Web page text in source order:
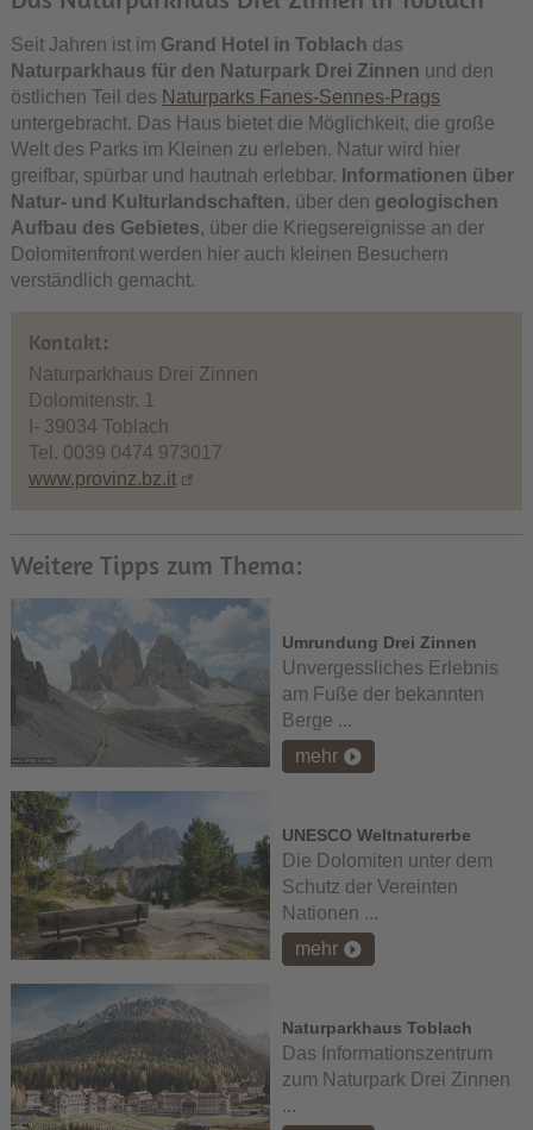
Seit Jahren ist im Grand Hotel in Toblach das
Naturparkhaus für den Naturpark Drei Zinnen und den
östlichen Teil des Naturparks Fanes-Sennes-Prags
untergebracht. Das Haus bietet die Möglichkeit, die große
Welt des Parks im Kleinen zu erleben. Natur wird hier
greifbar, spürbar und hautnah erlebbar. Informationen über
Natur- und Kulturlandschaften, über den geologischen
Aufbau des Gebietes, über die Kriegsereignisse an der
Dolomitenfront werden hier auch kleinen Besuchern
verständlich gemacht.
Kontakt:
Naturparkhaus Drei Zinnen
Dolomitenstr. 1
I- 39034 Toblach
Tel. 0039 0474 973017
www.provinz.bz.it
Weitere Tipps zum Thema:
Umrundung Drei Zinnen
Unvergessliches Erlebnis
am Fuße der bekannten
Berge ...
mehr
UNESCO Weltnaturerbe
Die Dolomiten unter dem
Schutz der Vereinten
Nationen ...
mehr
Naturparkhaus Toblach
Das Informationszentrum
zum Naturpark Drei Zinnen
...